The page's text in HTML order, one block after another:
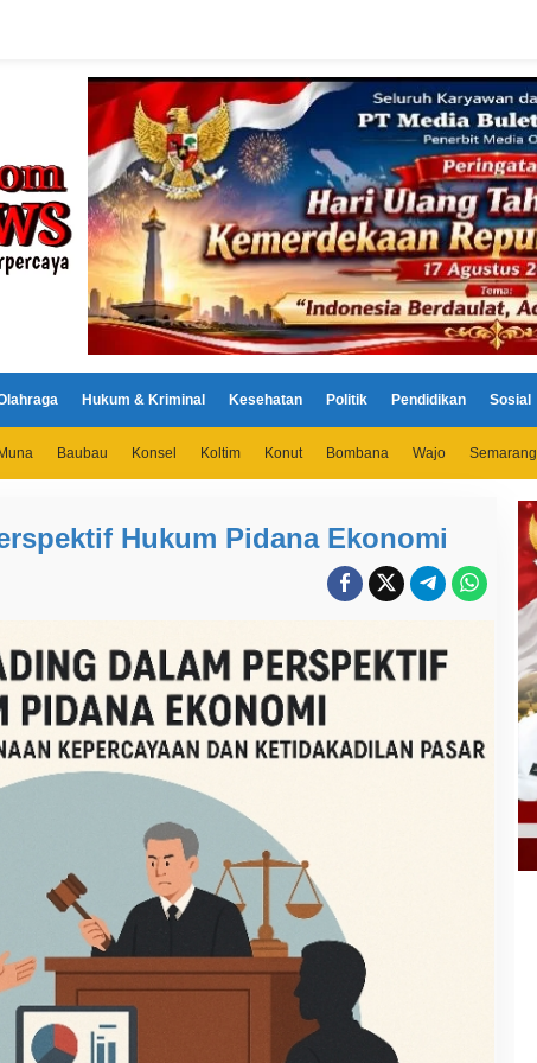
Hukum & Kriminal Kesehatan Politik Pendidikan Sosial
Baubau Konsel Koltim Konut Bombana Wajo Semarang
Hukum Pidana Ekonomi